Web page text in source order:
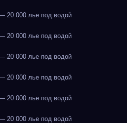
000 лье под водой
000 лье под водой
000 лье под водой
000 лье под водой
000 лье под водой
000 лье под водой